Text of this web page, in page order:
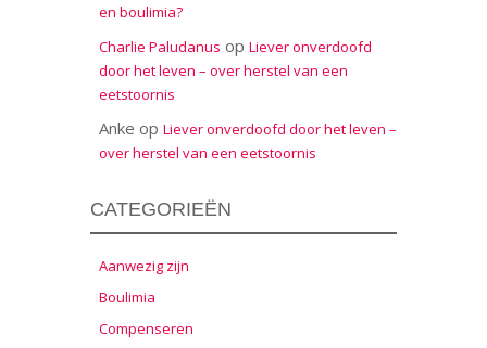
en boulimia?
Charlie Paludanus op Liever onverdoofd
door het leven – over herstel van een
eetstoornis
Anke op Liever onverdoofd door het leven –
over herstel van een eetstoornis
CATEGORIEËN
Aanwezig zijn
Boulimia
Compenseren